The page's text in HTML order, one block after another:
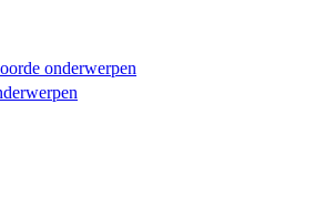
onderwerpen